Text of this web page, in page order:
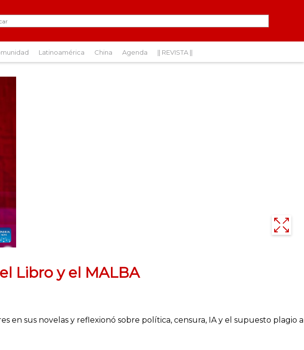
Latinoamérica China Agenda || REVISTA ||
Libro y el MALBA
en sus novelas y reflexionó sobre política, censura, IA y el supuesto plagio a